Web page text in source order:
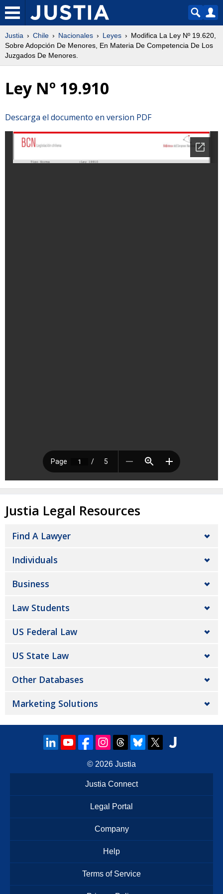
Justia Chile Nacionales Leyes
Modifica La Ley Nº 19.620,
Sobre Adopción De Menores, En Materia De Competencia De Los
Juzgados De Menores.
Ley Nº 19.910
Descarga el documento en version PDF
Justia Legal Resources
Find A Lawyer
Individuals
Business
Law Students
US Federal Law
US State Law
Other Databases
Marketing Solutions
© 2026 Justia
Justia Connect
Legal Portal
Company
Help
Terms of Service